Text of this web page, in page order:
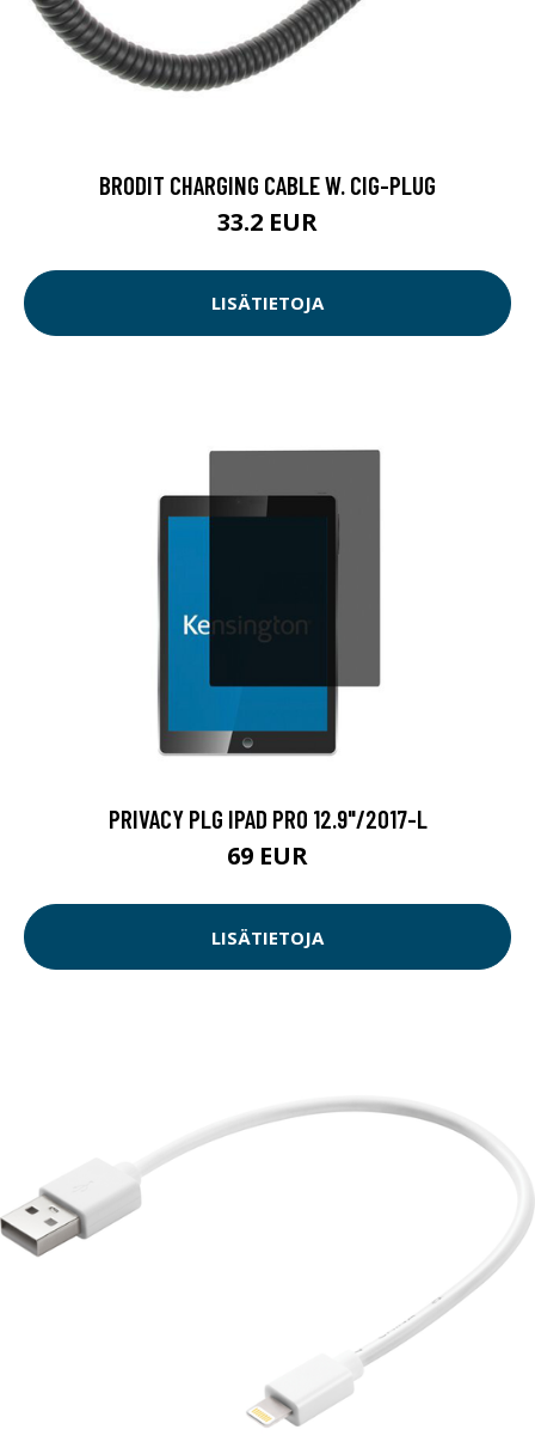
BRODIT CHARGING CABLE W. CIG-PLUG
33.2 EUR
LISÄTIETOJA
PRIVACY PLG IPAD PRO 12.9"/2017-L
69 EUR
LISÄTIETOJA